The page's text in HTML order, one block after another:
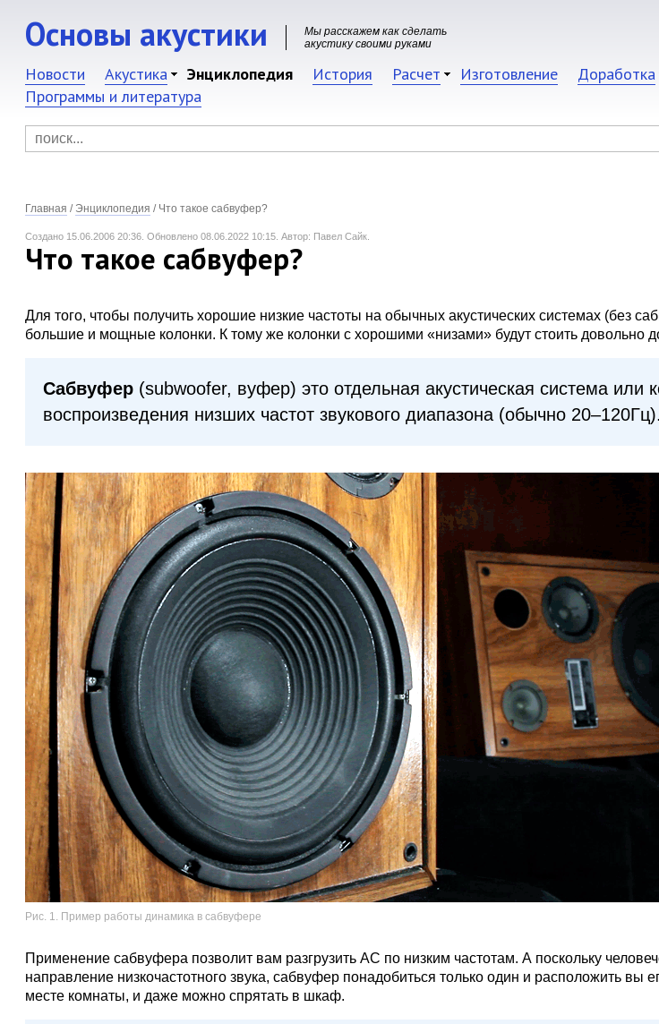
Основы акустики
Мы расскажем как сделать
акустику своими руками
Новости Акустика Энциклопедия История Расчет Изготовление Доработка
Программы и литература
Главная / Энциклопедия / Что такое сабвуфер?
Создано 15.06.2006 20:36. Обновлено 08.06.2022 10:15. Автор: Павел Сайк.
Что такое сабвуфер?
Для того, чтобы получить хорошие низкие частоты на обычных акустических системах (без
большие и мощные колонки. К тому же колонки с хорошими «низами» будут стоить довольно
Сабвуфер (subwoofer, вуфер) это отдельная акустическая система или
воспроизведения низших частот звукового диапазона (обычно 20–120Гц).
Рис. 1. Пример работы динамика в сабвуфере
Применение сабвуфера позволит вам разгрузить АС по низким частотам. А поскольку
направление низкочастотного звука, сабвуфер понадобиться только один и расположить вы
месте комнаты, и даже можно спрятать в шкаф.